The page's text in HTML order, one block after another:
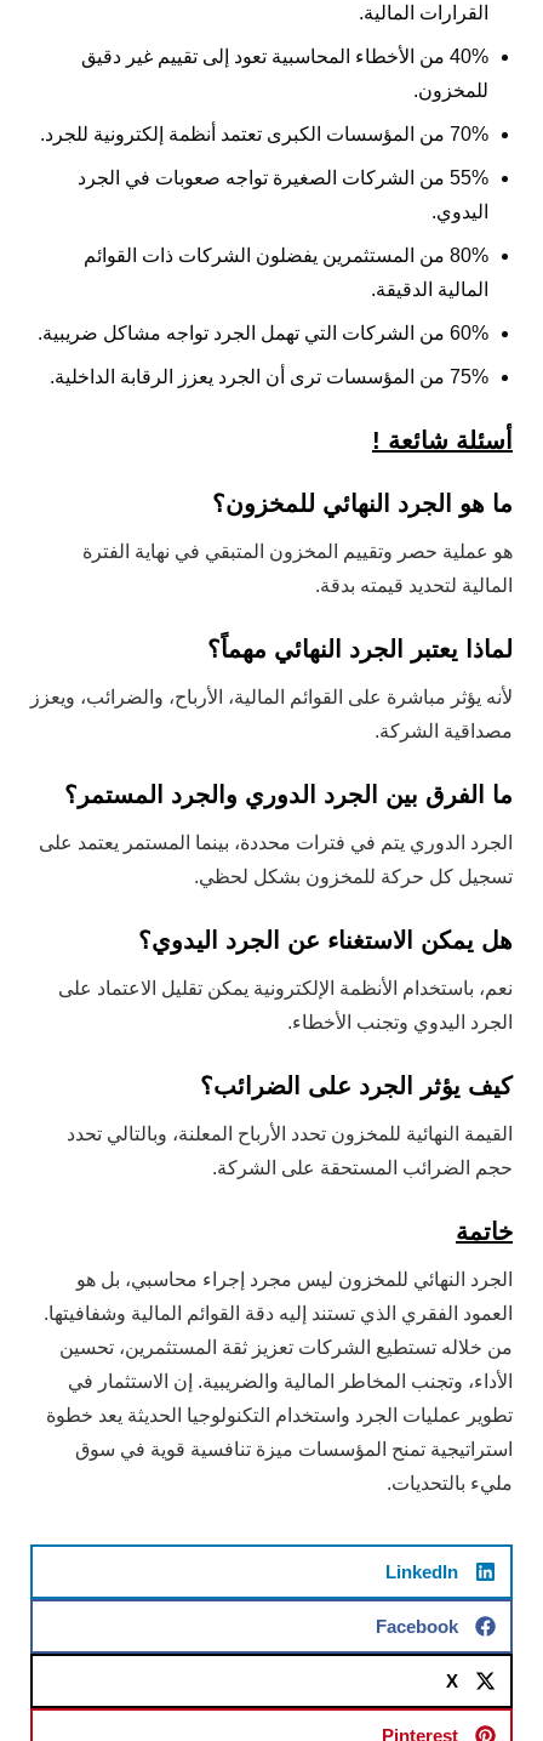
القرارات المالية.
40% من الأخطاء المحاسبية تعود إلى تقييم غير دقيق
للمخزون.
70% من المؤسسات الكبرى تعتمد أنظمة إلكترونية للجرد.
55% من الشركات الصغيرة تواجه صعوبات في الجرد
اليدوي.
80% من المستثمرين يفضلون الشركات ذات القوائم
المالية الدقيقة.
60% من الشركات التي تهمل الجرد تواجه مشاكل ضريبية.
75% من المؤسسات ترى أن الجرد يعزز الرقابة الداخلية.
أسئلة شائعة !
ما هو الجرد النهائي للمخزون؟
هو عملية حصر وتقييم المخزون المتبقي في نهاية الفترة
المالية لتحديد قيمته بدقة.
لماذا يعتبر الجرد النهائي مهماً؟
لأنه يؤثر مباشرة على القوائم المالية، الأرباح، والضرائب، ويعزز
مصداقية الشركة.
ما الفرق بين الجرد الدوري والجرد المستمر؟
الجرد الدوري يتم في فترات محددة، بينما المستمر يعتمد على
تسجيل كل حركة للمخزون بشكل لحظي.
هل يمكن الاستغناء عن الجرد اليدوي؟
نعم، باستخدام الأنظمة الإلكترونية يمكن تقليل الاعتماد على
الجرد اليدوي وتجنب الأخطاء.
كيف يؤثر الجرد على الضرائب؟
القيمة النهائية للمخزون تحدد الأرباح المعلنة، وبالتالي تحدد
حجم الضرائب المستحقة على الشركة.
خاتمة
الجرد النهائي للمخزون ليس مجرد إجراء محاسبي، بل هو
العمود الفقري الذي تستند إليه دقة القوائم المالية وشفافيتها.
من خلاله تستطيع الشركات تعزيز ثقة المستثمرين، تحسين
الأداء، وتجنب المخاطر المالية والضريبية. إن الاستثمار في
تطوير عمليات الجرد واستخدام التكنولوجيا الحديثة يعد خطوة
استراتيجية تمنح المؤسسات ميزة تنافسية قوية في سوق
مليء بالتحديات.
LinkedIn
Facebook
X
Pinterest